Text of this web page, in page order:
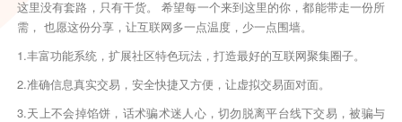
这里没有套路，只有干货。 希望每一个来到这里的你，都能带走一份所
需， 也愿这份分享，让互联网多一点温度，少一点围墙。
1.丰富功能系统，扩展社区特色玩法，打造最好的互联网聚集圈子。
2.准确信息真实交易，安全快捷又方便，让虚拟交易面对面。
3.天上不会掉馅饼，话术骗术迷人心，切勿脱离平台线下交易，被骗与